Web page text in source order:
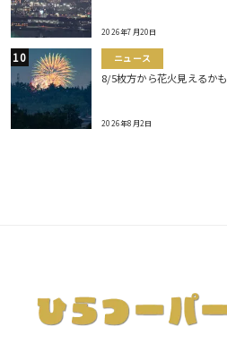
2026年7月20日
ニュース
8/5枚方から花火見えるかも
2026年8月2日